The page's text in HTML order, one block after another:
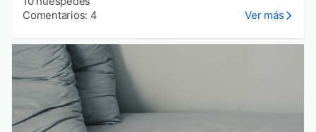
Comentarios: 4
Ver más